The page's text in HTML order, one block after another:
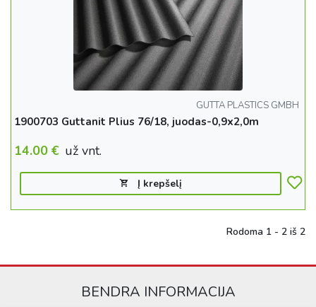
GUTTA PLASTICS GMBH
1900703 Guttanit Plius 76/18, juodas-0,9x2,0m
14.00 € už vnt.
Į krepšelį
Rodoma 1 - 2 iš 2
BENDRA INFORMACIJA